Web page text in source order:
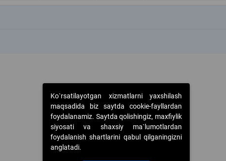
Ko`rsatilayotgan xizmatlarni yaxshilash
maqsadida biz saytda cookie-fayllardan
foydalanamiz. Saytda qolishingiz, maxfiylik
siyosati va shaxsiy ma`lumotlardan
foydalanish shartlarini qabul qilganingizni
anglatadi.